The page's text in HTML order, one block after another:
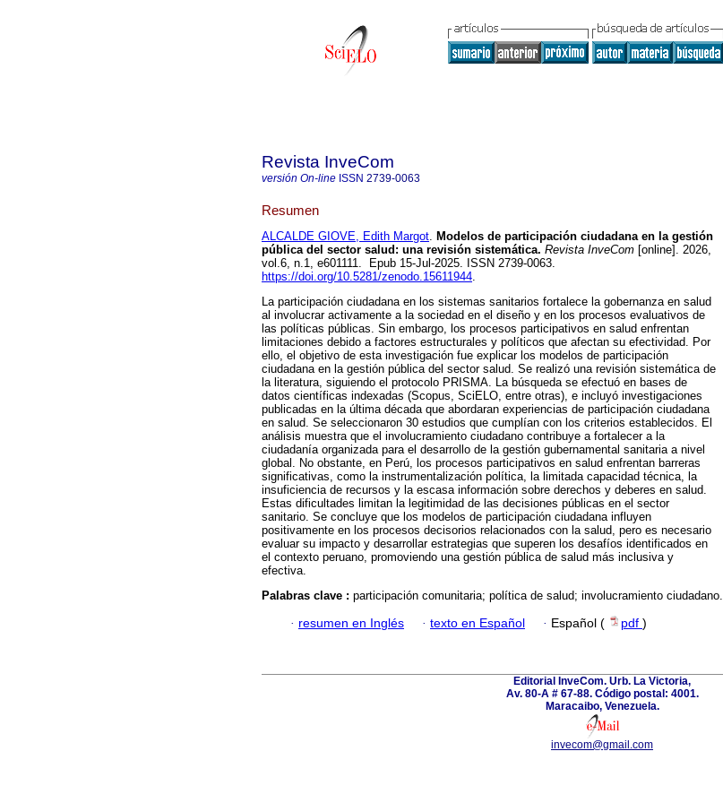
Revista InveCom
versión On-line ISSN 2739-0063
Resumen
ALCALDE GIOVE, Edith Margot. Modelos de participación ciudadana en la gestión
pública del sector salud: una revisión sistemática. Revista InveCom [online]. 2026,
vol.6, n.1, e601111. Epub 15-Jul-2025. ISSN 2739-0063.
https://doi.org/10.5281/zenodo.15611944.
La participación ciudadana en los sistemas sanitarios fortalece la gobernanza en salud
al involucrar activamente a la sociedad en el diseño y en los procesos evaluativos de
las políticas públicas. Sin embargo, los procesos participativos en salud enfrentan
limitaciones debido a factores estructurales y políticos que afectan su efectividad. Por
ello, el objetivo de esta investigación fue explicar los modelos de participación
ciudadana en la gestión pública del sector salud. Se realizó una revisión sistemática de
la literatura, siguiendo el protocolo PRISMA. La búsqueda se efectuó en bases de
datos científicas indexadas (Scopus, SciELO, entre otras), e incluyó investigaciones
publicadas en la última década que abordaran experiencias de participación ciudadana
en salud. Se seleccionaron 30 estudios que cumplían con los criterios establecidos. El
análisis muestra que el involucramiento ciudadano contribuye a fortalecer a la
ciudadanía organizada para el desarrollo de la gestión gubernamental sanitaria a nivel
global. No obstante, en Perú, los procesos participativos en salud enfrentan barreras
significativas, como la instrumentalización política, la limitada capacidad técnica, la
insuficiencia de recursos y la escasa información sobre derechos y deberes en salud.
Estas dificultades limitan la legitimidad de las decisiones públicas en el sector
sanitario. Se concluye que los modelos de participación ciudadana influyen
positivamente en los procesos decisorios relacionados con la salud, pero es necesario
evaluar su impacto y desarrollar estrategias que superen los desafíos identificados en
el contexto peruano, promoviendo una gestión pública de salud más inclusiva y
efectiva.
Palabras clave : participación comunitaria; política de salud; involucramiento ciudadano.
· resumen en Inglés · texto en Español · Español ( pdf )
Editorial InveCom. Urb. La Victoria,
Av. 80-A # 67-88. Código postal: 4001.
Maracaibo, Venezuela.
invecom@gmail.com